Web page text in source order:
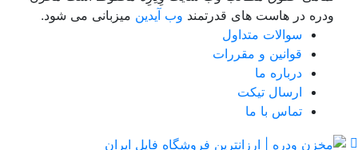
ودره در هاست های قدرتمندوب آیدینمیزبانی می شود.
سوالات متداول
قوانین و مقررات
درباره ما
ارسال تیکت
تماس با ما